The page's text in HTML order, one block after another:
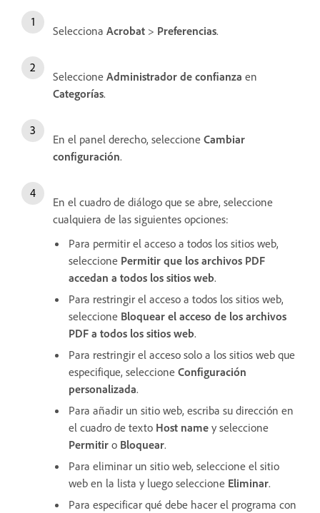
Selecciona Acrobat > Preferencias.
Seleccione Administrador de confianza en
Categorías.
En el panel derecho, seleccione Cambiar
configuración.
En el cuadro de diálogo que se abre, seleccione
cualquiera de las siguientes opciones:
Para permitir el acceso a todos los sitios web,
seleccione Permitir que los archivos PDF
accedan a todos los sitios web.
Para restringir el acceso a todos los sitios web,
seleccione Bloquear el acceso de los archivos
PDF a todos los sitios web.
Para restringir el acceso solo a los sitios web que
especifique, seleccione Configuración
personalizada.
Para añadir un sitio web, escriba su dirección en
el cuadro de texto Host name y seleccione
Permitir o Bloquear.
Para eliminar un sitio web, seleccione el sitio
web en la lista y luego seleccione Eliminar.
Para especificar qué debe hacer el programa con